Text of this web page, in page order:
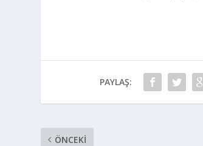
PAYLAŞ:
ÖNCEKI